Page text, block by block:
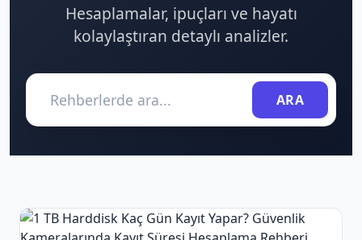
Hesaplamalar, ipuçları ve hayatı
kolaylaştıran detaylı analizler.
ARA